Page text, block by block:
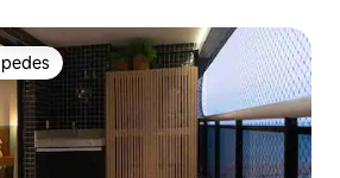
dos hóspedes